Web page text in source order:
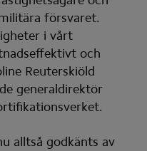
försvaret.
i vårt
och
Reuterskiöld
generaldirektör
alltså godkänts av